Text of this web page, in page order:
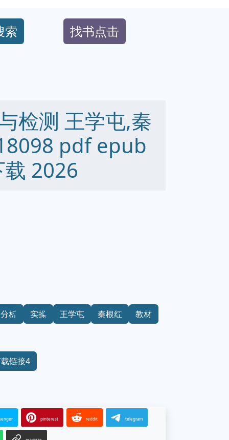
索 找书点击
检测 王学屯,秦
pdf epub
2026
析 实操 王学屯 秦根红 教材
链接4
pinterest reddit telegram